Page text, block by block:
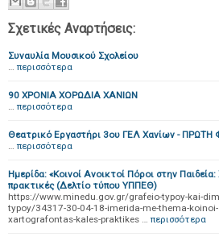
Σχετικές Αναρτήσεις:
Συναυλία Μουσικού Σχολείου
… περισσότερα
90 ΧΡΟΝΙΑ ΧΟΡΩΔΙΑ ΧΑΝΙΩΝ
… περισσότερα
Θεατρικό Εργαστήρι 3ου ΓΕΛ Χανίων -
… περισσότερα
Ημερίδα: «Κοινοί Ανοικτοί Πόροι στην
πρακτικές (Δελτίο τύπου ΥΠΠΕΘ)
https://www.minedu.gov.gr/grafeio-typoy-kai-
typoy/34317-30-04-18-imerida-me-thema-
xartografontas-kales-praktikes … περισσότερα